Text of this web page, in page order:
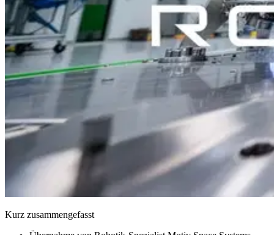
Kurz zusammengefasst